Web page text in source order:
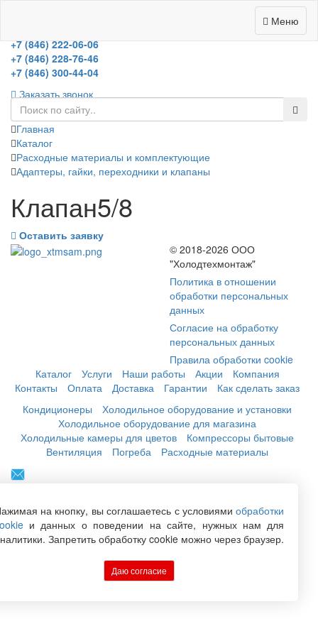
Меню
+7 (846) 222-06-06
+7 (846) 228-76-46
+7 (846) 300-44-04
Заказать звонок
Главная
Каталог
Расходные материалы и комплектующие
Адаптеры, гайки, переходники и клапаны
Клапан5/8
Оставить заявку
© 2018-2026 ООО
"Холодтехмонтаж"
Политика в отношении
обработки персональных
данных
Согласие на обработку
персональных данных
Правила обработки cookie
Каталог
Услуги Наши работы Акции
Компания
Контакты
Оплата Доставка Гарантии
Как сделать заказ
Кондиционеры
Холодильное оборудование и установки
Холодильное оборудование для магазина
Холодильные камеры для цветов
Компрессоры бытовые
Вентиляция
Погреба Расходные материалы
+7 (846) 300-44-04
Заказать обратный звонок
на кнопку, вы соглашаетесь с условиямиобработки
и данных о поведении на сайте, нужных нам для
Запретить обработку cookie можно через браузер.
Даю согласие